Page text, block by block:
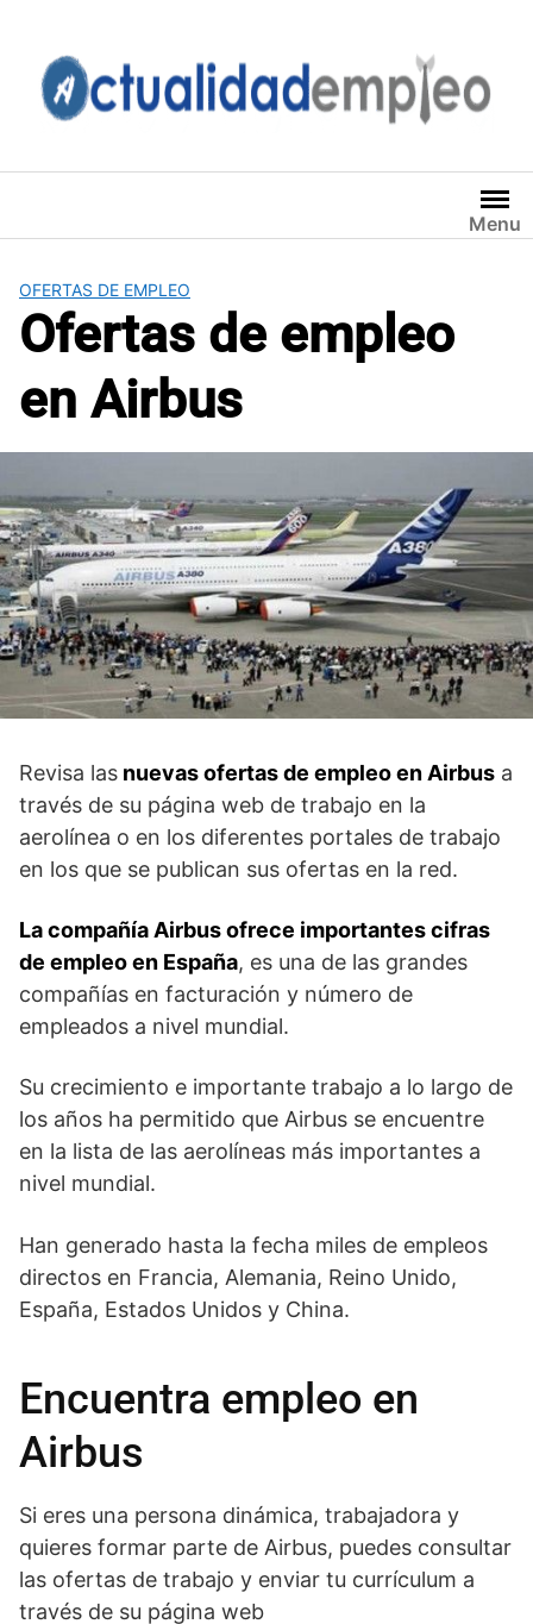
contenido
Menu
OFERTAS DE EMPLEO
Ofertas de empleo
en Airbus
Revisa las nuevas ofertas de empleo en Airbus a
través de su página web de trabajo en la
aerolínea o en los diferentes portales de trabajo
en los que se publican sus ofertas en la red.
La compañía Airbus ofrece importantes cifras
de empleo en España, es una de las grandes
compañías en facturación y número de
empleados a nivel mundial.
Su crecimiento e importante trabajo a lo largo de
los años ha permitido que Airbus se encuentre
en la lista de las aerolíneas más importantes a
nivel mundial.
Han generado hasta la fecha miles de empleos
directos en Francia, Alemania, Reino Unido,
España, Estados Unidos y China.
Encuentra empleo en
Airbus
Si eres una persona dinámica, trabajadora y
quieres formar parte de Airbus, puedes consultar
las ofertas de trabajo y enviar tu currículum a
través de su página web